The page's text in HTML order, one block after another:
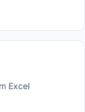
Excel